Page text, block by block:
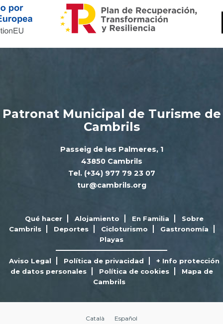
Patronat Municipal de Turisme de
Cambrils
Passeig de les Palmeres, 1
43850 Cambrils
Tel. (+34) 977 79 23 07
tur@cambrils.org
Qué hacer Alojamiento En Familia
Sobre
Cambrils
Deportes Cicloturismo
Gastronomía
Playas
Aviso Legal Política de privacidad
+ Info protección
de datos personales
Política de cookies
Mapa de
Cambrils
Català Español